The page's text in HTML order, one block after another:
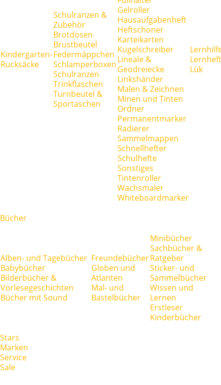
Kindergarten-
Rucksäcke
Schulranzen &
Zubehör
Brotdosen
Brustbeutel
Federmäppchen
Schlamperboxen
Schulranzen
Trinkflaschen
Turnbeutel &
Sportaschen
Gelroller
Hausaufgabenheft
Heftschoner
Karteikarten
Kugelschreiber
Lineale &
Geodreiecke
Linkshänder
Malen & Zeichnen
Minen und Tinten
Ordner
Permanentmarker
Radierer
Sammelmappen
Schnellhefter
Schulhefte
Sonstiges
Tintenroller
Wachsmaler
Whiteboardmarker
Lük
Bücher
Alben- und Tagebücher
Babybücher
Bilderbücher &
Vorlesegeschichten
Bücher mit Sound
Freundebücher
Globen und
Atlanten
Mal- und
Bastelbücher
Minibücher
Sachbücher &
Ratgeber
Sticker- und
Sammelbücher
Wissen und
Lernen
Erstleser
Kinderbücher
Stars
Marken
Service
Sale